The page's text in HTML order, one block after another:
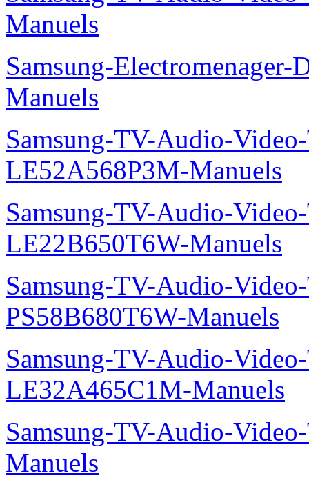
Manuels
Samsung-
Manuels
Samsung-TV-Audio-
LE52A568P3M-Manuels
Samsung-TV-Audio-
LE22B650T6W-Manuels
Samsung-TV-Audio-
PS58B680T6W-Manuels
Samsung-TV-Audio-
LE32A465C1M-Manuels
Samsung-TV-Audio-
Manuels